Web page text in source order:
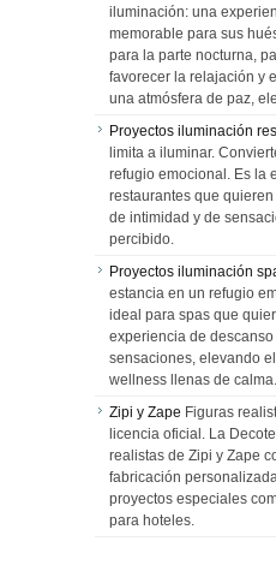
iluminación: una
memorable para sus
para la parte nocturna,
favorecer la relajación y
una atmósfera de paz,
Proyectos iluminación
limita a iluminar.
refugio emocional. Es la
restaurantes que
de intimidad y de
percibido.
Proyectos iluminación
estancia en un refugio
ideal para spas que
experiencia de
sensaciones, elevando
wellness llenas de calma.
Zipi y Zape Figuras
licencia oficial. La
realistas de Zipi y Zape
fabricación
proyectos especiales
para hoteles.